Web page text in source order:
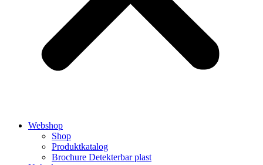
Webshop
Shop
Produktkatalog
Brochure Detekterbar plast